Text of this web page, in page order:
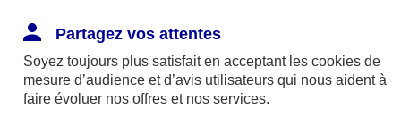
disponibles sur le site axa.fr.
AXA France IARD et AXA France Vie sont
mandataires exclusifs en opérations de
Partagez vos attentes
Soyez toujours plus satisfait en acceptant les cookies de
mesure d’audience et d’avis utilisateurs qui nous aident à
faire évoluer nos offres et nos services.